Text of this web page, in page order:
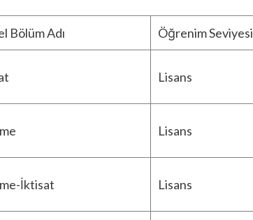
Bölüm Adı Öğrenim Seviyesi
Lisans
Lisans
İktisat Lisans